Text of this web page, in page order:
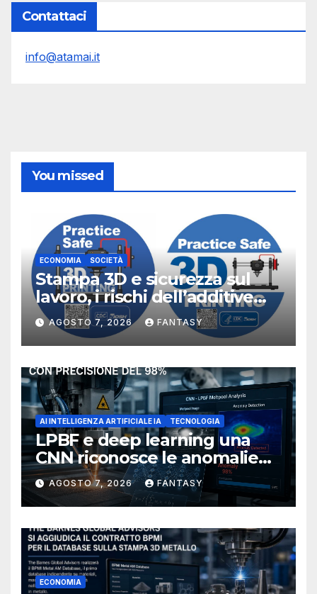
Contattaci
info@atamai.it
You missed
ECONOMIA SOCIETÀ
Stampa 3D e sicurezza sul
lavoro, i rischi dell’additive
manufacturing secondo
NIOSH
AGOSTO 7, 2026 FANTASY
AI INTELLIGENZA ARTIFICIALE IA TECNOLOGIA
LPBF e deep learning una
CNN riconosce le anomalie
del bagno di fusione
AGOSTO 7, 2026 FANTASY
ECONOMIA